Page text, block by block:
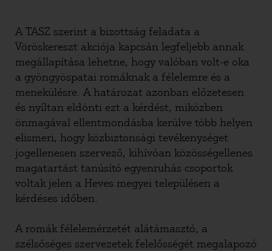
A TASZ szerint a bizottság feladata a
Vöröskereszt akciója kapcsán legfeljebb annak
megállapítása lehetne, hogy valóban volt-e oka
a gyöngyöspatai romáknak a félelemre és a
menekülésre. A határozat azonban előzetesen
és nyíltan eldönti ezt a kérdést, miközben
önmagával ellentmondásba kerülve több helyen
elismeri, hogy közbiztonsági tevékenységet
jogellenesen szervező, kihívóan közösségellenes
magatartást tanúsító egyenruhás csoportok
voltak jelen a Heves megyei településen a
kérdéses időben.
A romák félelemérzetét alátámasztó, a
szélsőséges szervezetek felelősségét megalapozó